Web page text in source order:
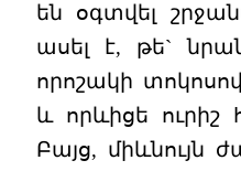
են օգտվել
ասել է, թե`
որոշակի
և որևիցե ուրիշ
Բայց, միևնույն